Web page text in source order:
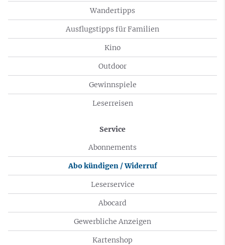
Wandertipps
Ausflugstipps für Familien
Kino
Outdoor
Gewinnspiele
Leserreisen
Service
Abonnements
Abo kündigen / Widerruf
Leserservice
Abocard
Gewerbliche Anzeigen
Kartenshop